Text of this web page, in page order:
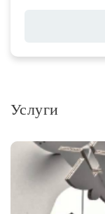
Услуги